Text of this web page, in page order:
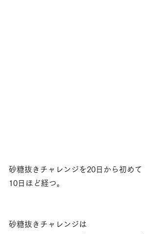
砂糖抜きチャレンジを20日から初めて
10日ほど経つ。
砂糖抜きチャレンジは